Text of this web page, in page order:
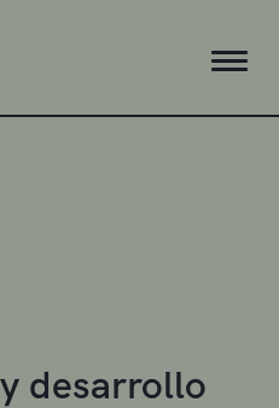
desarrollo